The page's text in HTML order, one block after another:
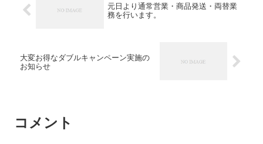
元日より通常営業・商品発送・両替業
務を行います。
大変お得なダブルキャンペーン実施の
お知らせ
コメント